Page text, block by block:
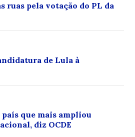
ruas pela votação do PL da
de Lula à
que mais ampliou
diz OCDE